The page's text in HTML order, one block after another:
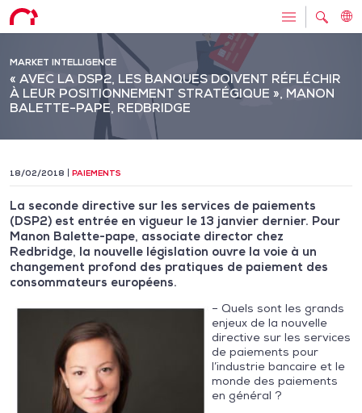
MARKET INTELLIGENCE
« AVEC LA DSP2, LES BANQUES DOIVENT RÉFLÉCHIR
À LEUR POSITIONNEMENT STRATÉGIQUE », MANON
BALETTE-PAPE, REDBRIDGE
18/02/2018 PAIEMENTS
La seconde directive sur les services de paiements
(DSP2) est entrée en vigueur le 13 janvier dernier. Pour
Manon Balette-pape, associate director chez
Redbridge, la nouvelle législation ouvre la voie à un
changement profond des pratiques de paiement des
consommateurs européens.
– Quels sont les grands
enjeux de la nouvelle
directive sur les services
de paiements pour
l’industrie bancaire et le
monde des paiements
en général ?